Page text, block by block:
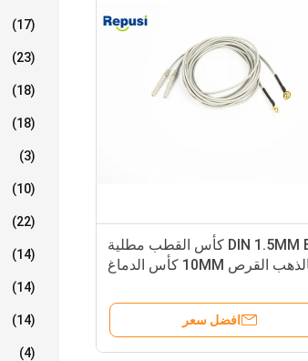
(17)
(23)
(18)
(18)
(3)
(10)
(22)
(14)
(14)
(14)
(4)
DIN 1.5MM EEG كأس القطب مطلية
بالذهب القرص 10MM كأس الدماغ
افضل سعر